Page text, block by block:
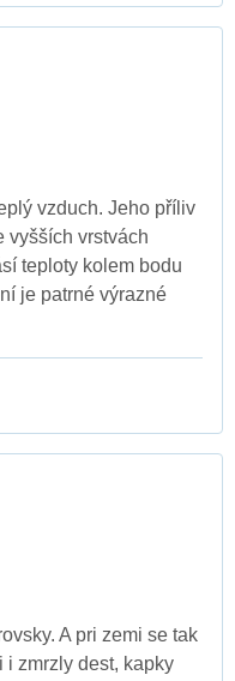
vzduch. Jeho příliv
vyšších vrstvách
teploty kolem bodu
je patrné výrazné
A pri zemi se tak
i zmrzly dest, kapky